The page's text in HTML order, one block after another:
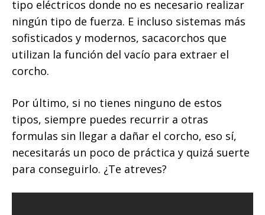
tipo eléctricos donde no es necesario realizar
ningún tipo de fuerza. E incluso sistemas más
sofisticados y modernos, sacacorchos que
utilizan la función del vacío para extraer el
corcho.
Por último, si no tienes ninguno de estos
tipos, siempre puedes recurrir a otras
formulas sin llegar a dañar el corcho, eso sí,
necesitarás un poco de práctica y quizá suerte
para conseguirlo. ¿Te atreves?